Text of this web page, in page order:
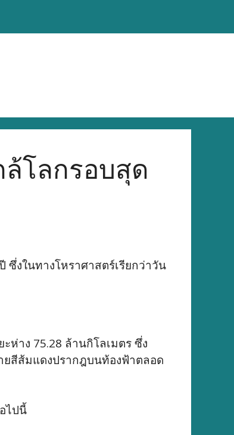
โลกรอบสุด
งในทางโหราศาสตร์เรียกว่าวัน
ห่าง 75.28 ล้านกิโลเมตร ซึ่ง
ยสีส้มแดงปรากฎบนท้องฟ้าตลอด
ไปนี้